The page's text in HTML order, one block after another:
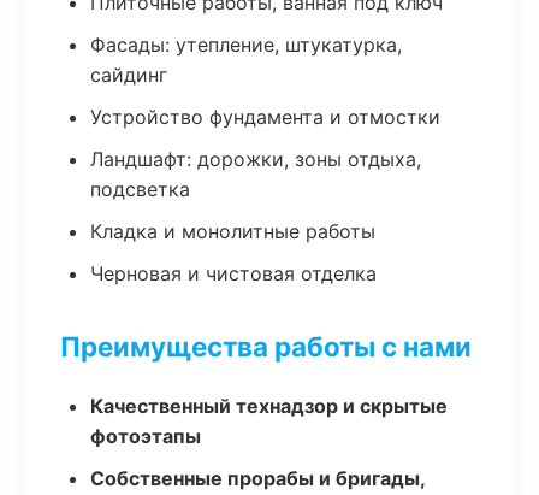
Фасады: утепление, штукатурка,
сайдинг
Устройство фундамента и отмостки
Ландшафт: дорожки, зоны отдыха,
подсветка
Кладка и монолитные работы
Черновая и чистовая отделка
Преимущества работы с нами
Качественный технадзор и скрытые
фотоэтапы
Собственные прорабы и бригады,